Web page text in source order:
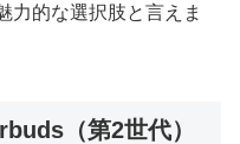
力的な選択肢と言えま
（第2世代）